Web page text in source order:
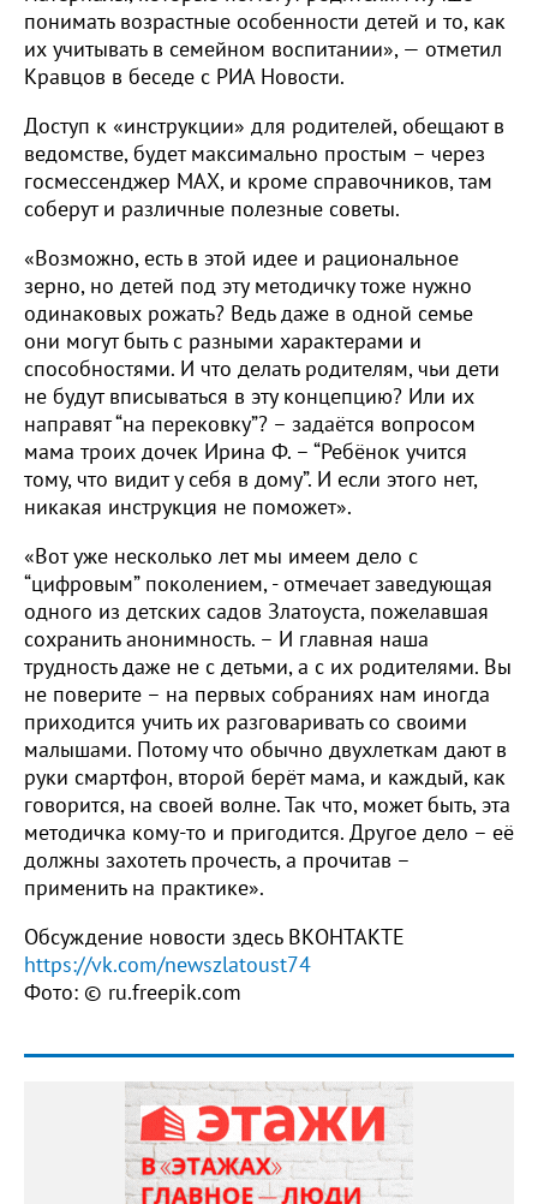
понимать возрастные особенности детей и то, как
их учитывать в семейном воспитании», — отметил
Кравцов в беседе с РИА Новости.
Доступ к «инструкции» для родителей, обещают в
ведомстве, будет максимально простым – через
госмессенджер МАХ, и кроме справочников, там
соберут и различные полезные советы.
«Возможно, есть в этой идее и рациональное
зерно, но детей под эту методичку тоже нужно
одинаковых рожать? Ведь даже в одной семье
они могут быть с разными характерами и
способностями. И что делать родителям, чьи дети
не будут вписываться в эту концепцию? Или их
направят “на перековку”? – задаётся вопросом
мама троих дочек Ирина Ф. – “Ребёнок учится
тому, что видит у себя в дому”. И если этого нет,
никакая инструкция не поможет».
«Вот уже несколько лет мы имеем дело с
“цифровым” поколением, - отмечает заведующая
одного из детских садов Златоуста, пожелавшая
сохранить анонимность. – И главная наша
трудность даже не с детьми, а с их родителями. Вы
не поверите – на первых собраниях нам иногда
приходится учить их разговаривать со своими
малышами. Потому что обычно двухлеткам дают в
руки смартфон, второй берёт мама, и каждый, как
говорится, на своей волне. Так что, может быть, эта
методичка кому-то и пригодится. Другое дело – её
должны захотеть прочесть, а прочитав –
применить на практике».
Обсуждение новости здесь ВКОНТАКТЕ
https://vk.com/newszlatoust74
Фото: © ru.freepik.com